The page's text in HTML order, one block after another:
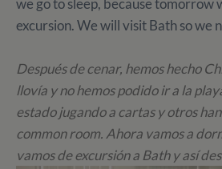
excursion. We will visit Bath so we
Después de cenar, hemos hecho
llovía y no hemos podido ir a la
estado jugando a cartas y otros
common room. Ahora vamos a
vamos de excursión a Bath y así